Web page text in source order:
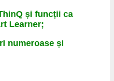
și funcții ca
Learner;
numeroase și